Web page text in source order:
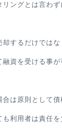
ングとは言わず
するだけでは
資を受ける事
は原則として債
利用者は責任